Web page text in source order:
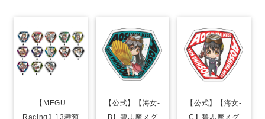
【MEGU
Racing】13種類
【公式】【海女-
B】碧志摩メグ
【公式】【海女-
C】碧志摩メグ